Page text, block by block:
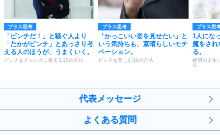
プラス思考
「ピンチだ！」と騒ぐ人より
「たかがピンチ」とあっさり考
える人のほうが、うまくいく。
ピンチをチャンスに変える30の方法
プラス思考
「かっこいい姿を見せたい」と
いう気持ちも、素晴らしいモチ
ベーション。
ピンチを楽しむ30の方法
プラス思
1人にな
魔をされ
る。
絶望の人生
法
代表メッセージ
よくある質問